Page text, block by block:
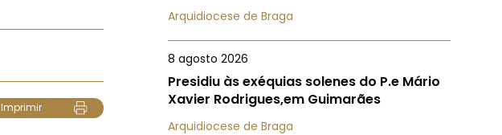
Imprimir
Arquidiocese de Braga
8 agosto 2026
Presidiu às exéquias solenes do P.e Mário
Xavier Rodrigues,em Guimarães
Arquidiocese de Braga